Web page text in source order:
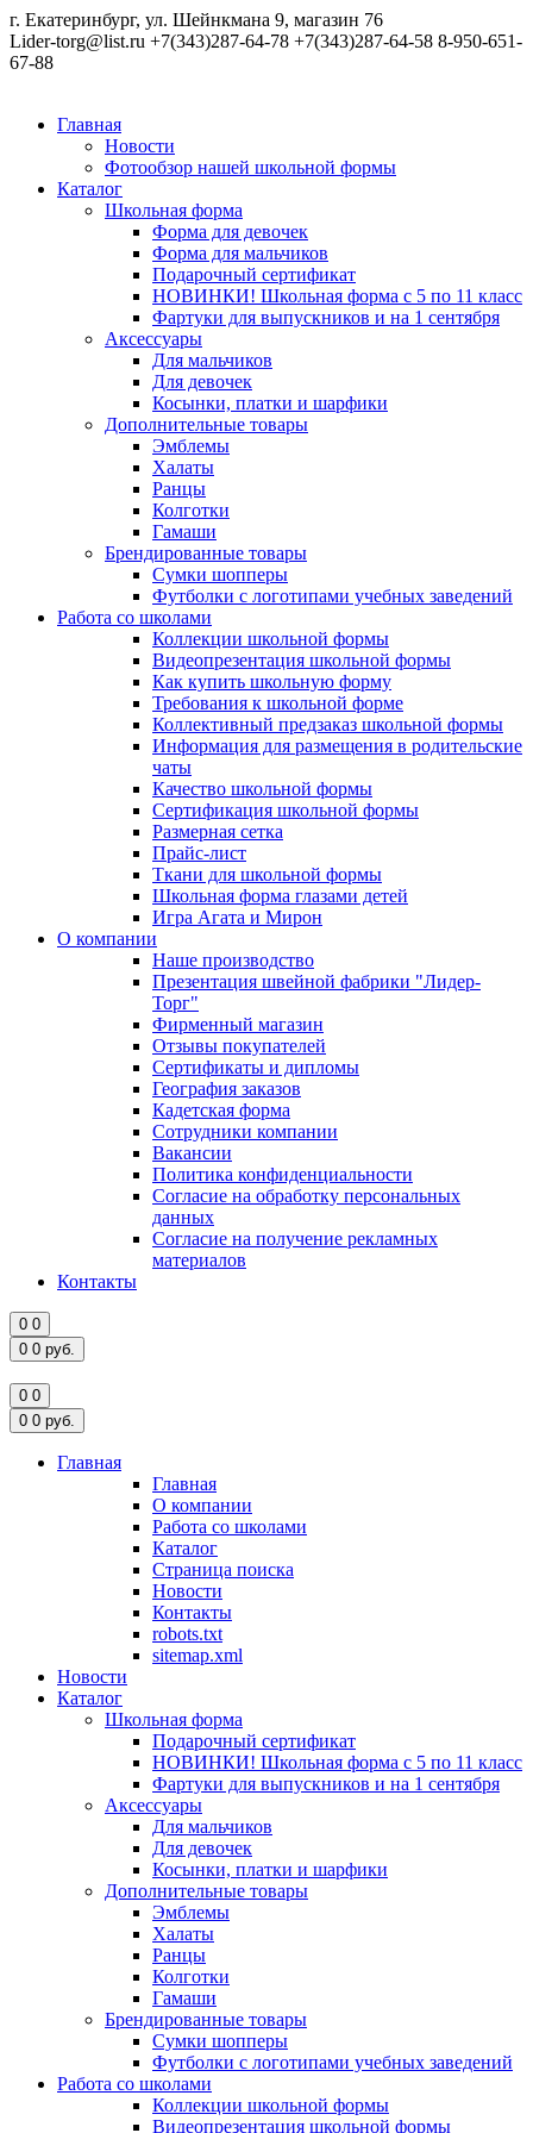
г. Екатеринбург, ул. Шейнкмана 9, магазин 76
Lider-torg@list.ru +7(343)287-64-78 +7(343)287-64-58 8-950-651-
67-88
Главная
Новости
Фотообзор нашей школьной формы
Каталог
Школьная форма
Форма для девочек
Форма для мальчиков
Подарочный сертификат
НОВИНКИ! Школьная форма с 5 по 11 класс
Фартуки для выпускников и на 1 сентября
Аксессуары
Для мальчиков
Для девочек
Косынки, платки и шарфики
Дополнительные товары
Эмблемы
Халаты
Ранцы
Колготки
Гамаши
Брендированные товары
Сумки шопперы
Футболки с логотипами учебных заведений
Работа со школами
Коллекции школьной формы
Видеопрезентация школьной формы
Как купить школьную форму
Требования к школьной форме
Коллективный предзаказ школьной формы
Информация для размещения в родительские
чаты
Качество школьной формы
Сертификация школьной формы
Размерная сетка
Прайс-лист
Ткани для школьной формы
Школьная форма глазами детей
Игра Агата и Мирон
О компании
Наше производство
Презентация швейной фабрики "Лидер-
Торг"
Фирменный магазин
Отзывы покупателей
Сертификаты и дипломы
География заказов
Кадетская форма
Сотрудники компании
Вакансии
Политика конфиденциальности
Согласие на обработку персональных
данных
Согласие на получение рекламных
материалов
Контакты
0 0
0 0 руб.
0 0
0 0 руб.
Главная
Главная
О компании
Работа со школами
Каталог
Страница поиска
Новости
Контакты
robots.txt
sitemap.xml
Новости
Каталог
Школьная форма
Подарочный сертификат
НОВИНКИ! Школьная форма с 5 по 11 класс
Фартуки для выпускников и на 1 сентября
Аксессуары
Для мальчиков
Для девочек
Косынки, платки и шарфики
Дополнительные товары
Эмблемы
Халаты
Ранцы
Колготки
Гамаши
Брендированные товары
Сумки шопперы
Футболки с логотипами учебных заведений
Работа со школами
Коллекции школьной формы
Видеопрезентация школьной формы